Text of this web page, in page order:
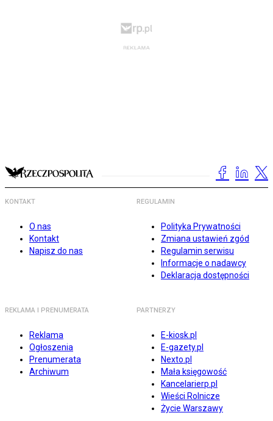
KONTAKT
O nas
Kontakt
Napisz do nas
REGULAMIN
Polityka Prywatności
Zmiana ustawień zgód
Regulamin serwisu
Informacje o nadawcy
Deklaracja dostępności
REKLAMA I PRENUMERATA
Reklama
Ogłoszenia
Prenumerata
Archiwum
PARTNERZY
E-kiosk.pl
E-gazety.pl
Nexto.pl
Mała księgowość
Kancelarierp.pl
Wieści Rolnicze
Życie Warszawy